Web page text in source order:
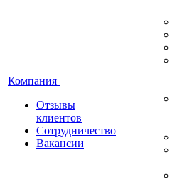
Компания
Отзывы
клиентов
Сотрудничество
Вакансии